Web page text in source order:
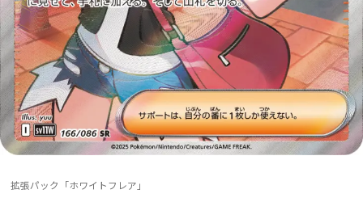
拡張パック「ホワイトフレア」